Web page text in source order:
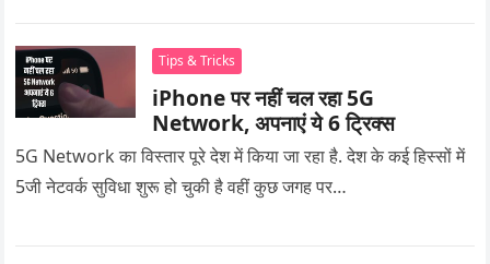
Tips & Tricks
iPhone पर नहीं चल रहा 5G
Network, अपनाएं ये 6 ट्रिक्स
5G Network का विस्तार पूरे देश में किया जा रहा है. देश के कई हिस्सों में
5जी नेटवर्क सुविधा शुरू हो चुकी है वहीं कुछ जगह पर…